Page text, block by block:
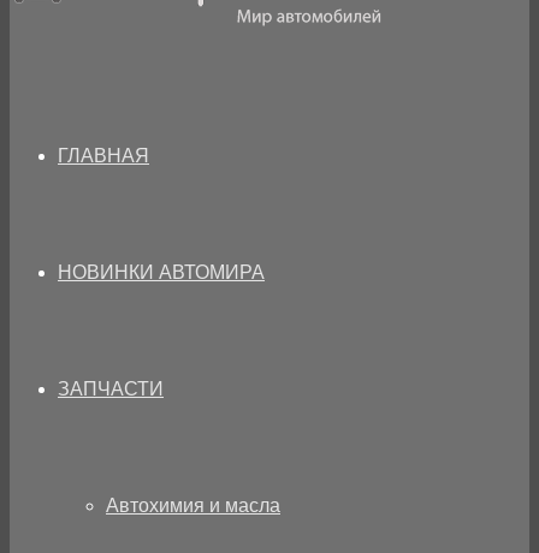
ГЛАВНАЯ
НОВИНКИ АВТОМИРА
ЗАПЧАСТИ
Автохимия и масла